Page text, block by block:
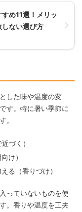
め11選！メリッ
しない選び方
した味や温度の変
す。特に暑い季節に
。
づく）
け）
る（香りづけ）
っていないものを使
。香りや温度を工夫